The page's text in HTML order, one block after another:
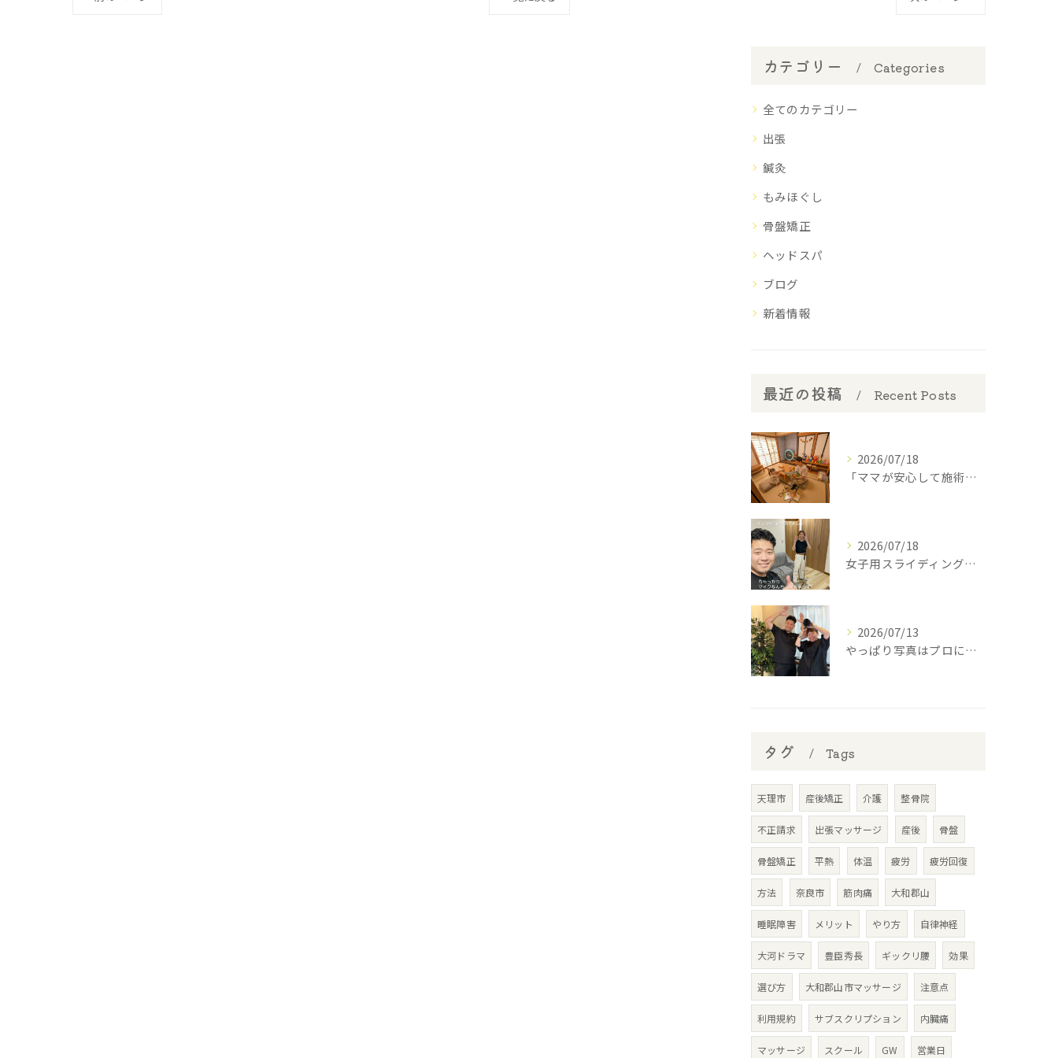
カテゴリー Categories
全てのカテゴリー
出張
鍼灸
もみほぐし
骨盤矯正
ヘッドスパ
ブログ
新着情報
最近の投稿 Recent Posts
2026/07/18
​「ママが安心して施術を受けられるように」
2026/07/18
女子用スライディングパンツ(スポーツインナー)を開発中の西丸...
2026/07/13
やっぱり写真はプロに撮って貰わなあかんね🤣⁡
タグ Tags
天理市 産後矯正 介護 整骨院
不正請求 出張マッサージ 産後 骨盤
骨盤矯正 平熱 体温 疲労 疲労回復
方法 奈良市 筋肉痛 大和郡山
睡眠障害 メリット やり方 自律神経
大河ドラマ 豊臣秀長 ギックリ腰 効果
選び方 大和郡山市マッサージ 注意点
利用規約 サブスクリプション 内臓痛
マッサージ スクール GW 営業日